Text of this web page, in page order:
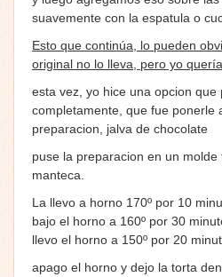
suavemente con la espatula o
Esto que continúa, lo pueden
original no lo lleva, pero yo
esta vez, yo hice una opcion que
completamente, que fue ponerle
preparacion, jalva de chocolate
puse la preparacion en un
manteca.
La llevo a horno 170º por 10
bajo el horno a 160º por 30
llevo el horno a 150º por 20
apago el horno y dejo la torta